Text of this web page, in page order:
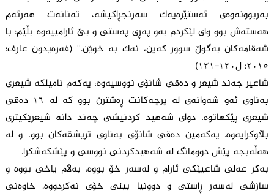
بەربوونەوەی ئەستێرەیەک سەرنجڕاکیشە، تەنانەت هەرئەم
هەستەش بوو وای لێکردم بەو پەڕی پەستی و بێ ئارامییەوە بڵێم: با
شەقامەکان بەگوڵ سوور کەین، نەک بە خوێن.'' (فەرەیدون عارف؛
٢٠١٥؛ ل١٣٠-١٣١)
شاعیر جەند شیعر و دەقی شانۆی نووسیەوە، یەکەم نامیلکە شیعری
بەناوی ئەو شەوانەی لە پرچەکانت ڕەشترن بوو کە لە ١٦ دەقی
شیعری پێکهاتوە، دوای شەهید کردنیشی چەند دانە شیعرێکیتری
بڵاوکرایەوە. یەکەمین دەقی شانۆی بەناوی تریشقەکان بوو، و لە
هەڵەبجە پێش دوومانگ لە شەهیدکردنی نووسی و پێشکەشکرا.
بەکر عەلی شاعیێکی ئارام و لەسەر خۆ بووە، بەڵام یاخی بووە و
سازشی لەسەر ڕاستی و دوونیا بینی خۆی نەکردووە. خاوەنی